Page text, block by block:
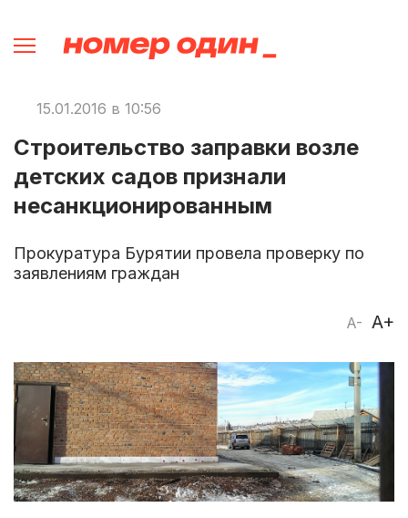
15.01.2016 в 10:56
Строительство заправки возле
детских садов признали
несанкционированным
Прокуратура Бурятии провела проверку по
заявлениям граждан
A- A+